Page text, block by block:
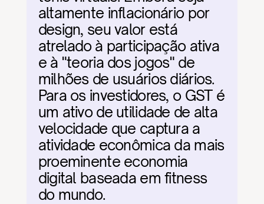
altamente inflacionário por
design, seu valor está
atrelado à participação ativa
e à "teoria dos jogos" de
milhões de usuários diários.
Para os investidores, o GST é
um ativo de utilidade de alta
velocidade que captura a
atividade econômica da mais
proeminente economia
digital baseada em fitness
do mundo.